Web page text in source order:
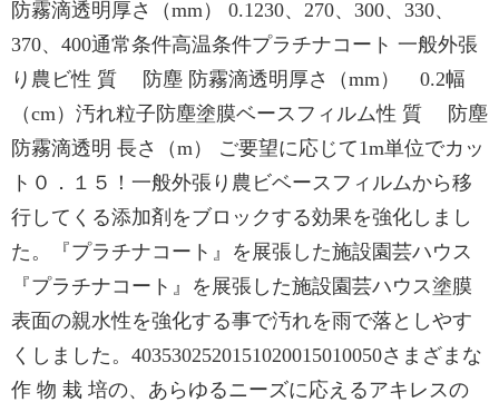
防霧滴透明厚さ（mm） 0.1230、270、300、330、
370、400通常条件高温条件プラチナコート 一般外張
り農ビ性 質 防塵 防霧滴透明厚さ（mm） 0.2幅
（cm）汚れ粒子防塵塗膜ベースフィルム性 質 防塵
防霧滴透明 長さ（m） ご要望に応じて1m単位でカッ
ト０．１５！一般外張り農ビベースフィルムから移
行してくる添加剤をブロックする効果を強化しまし
た。『プラチナコート』を展張した施設園芸ハウス
『プラチナコート』を展張した施設園芸ハウス塗膜
表面の親水性を強化する事で汚れを雨で落としやす
くしました。4035302520151020015010050さまざまな
作 物 栽 培の、あらゆるニーズに応えるアキレスの